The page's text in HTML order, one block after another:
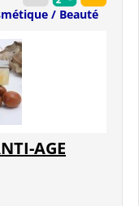
/ Beauté
AGE